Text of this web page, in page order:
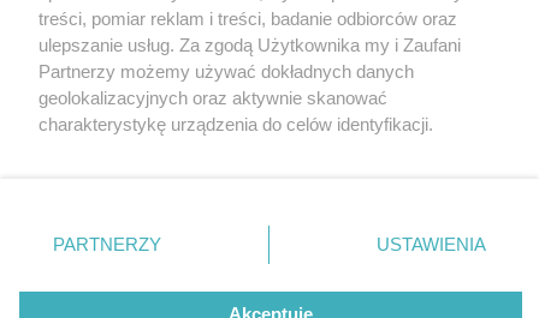
Nie zapomnij
zapoznać się z:
polityką prywatności regulamin korzystania z portali
Twojemiasto
Piekary Śląskie
Chorzów
Tarnowskie Góry
Gliwice
Skontakuj sięz nami
Kontakt
Wydawca
Redakcja
treści, pomiar reklam i treści, badanie odbiorców oraz
ulepszanie usług. Za zgodą Użytkownika my i Zaufani
Partnerzy możemy używać dokładnych danych
geolokalizacyjnych oraz aktywnie skanować
charakterystykę urządzenia do celów identyfikacji.
zmienić/wycofać klikając przycisk ustawień prywatności
znajdujący się w lewym dolnym rogu strony
rodzaje przetwarzania danych nie wymagają zgody
użytkownika, ale masz prawo sprzeciwić się takiemu
PARTNERZY USTAWIENIA
Akceptuję